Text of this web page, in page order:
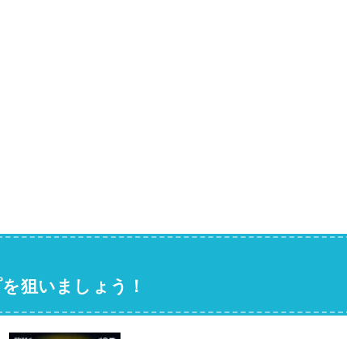
狙いましょう！